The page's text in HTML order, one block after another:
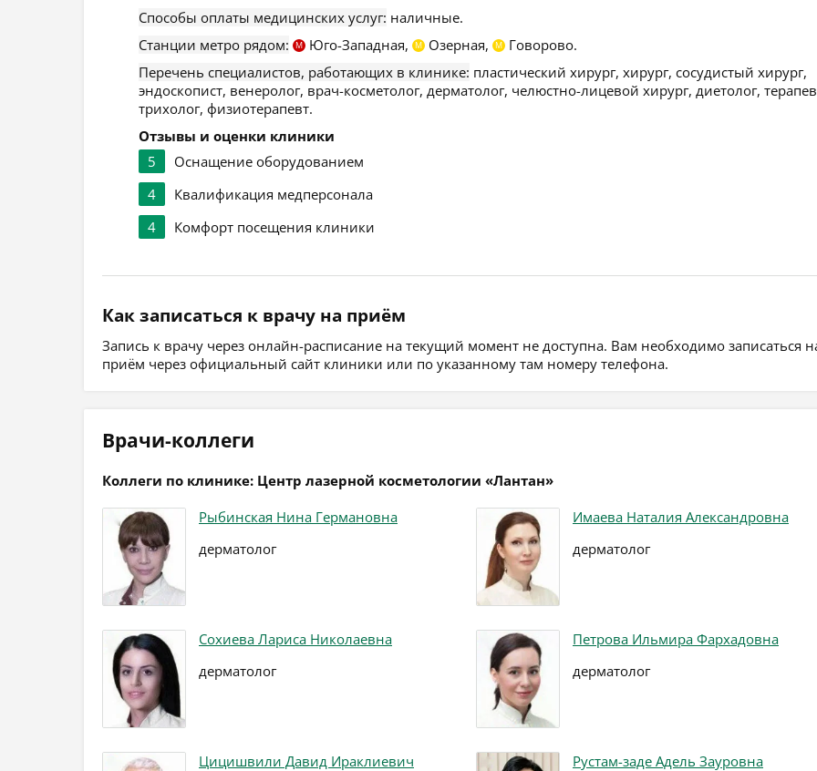
Способы оплаты медицинских услуг: наличные.
Станции метро рядом:
М Юго-Западная, М Озерная, М
Говорово.
Перечень специалистов, работающих в клинике: пластический хирург, хирург, сосудистый хирург,
эндоскопист, венеролог, врач-косметолог, дерматолог, челюстно-лицевой хирург, диетолог,
трихолог, физиотерапевт.
Отзывы и оценки клиники
5
Оснащение оборудованием
4
Квалификация медперсонала
4
Комфорт посещения клиники
Как записаться к врачу на приём
Запись к врачу через онлайн-расписание на текущий момент не доступна. Вам необходимо записаться
приём через официальный сайт клиники или по указанному там номеру телефона.
Врачи-коллеги
Коллеги по клинике: Центр лазерной косметологии «Лантан»
Рыбинская Нина Германовна
дерматолог
Имаева Наталия Александровна
дерматолог
Сохиева Лариса Николаевна
дерматолог
Петрова Ильмира Фархадовна
дерматолог
Цицишвили Давид Ираклиевич
Рустам-заде Адель Зауровна